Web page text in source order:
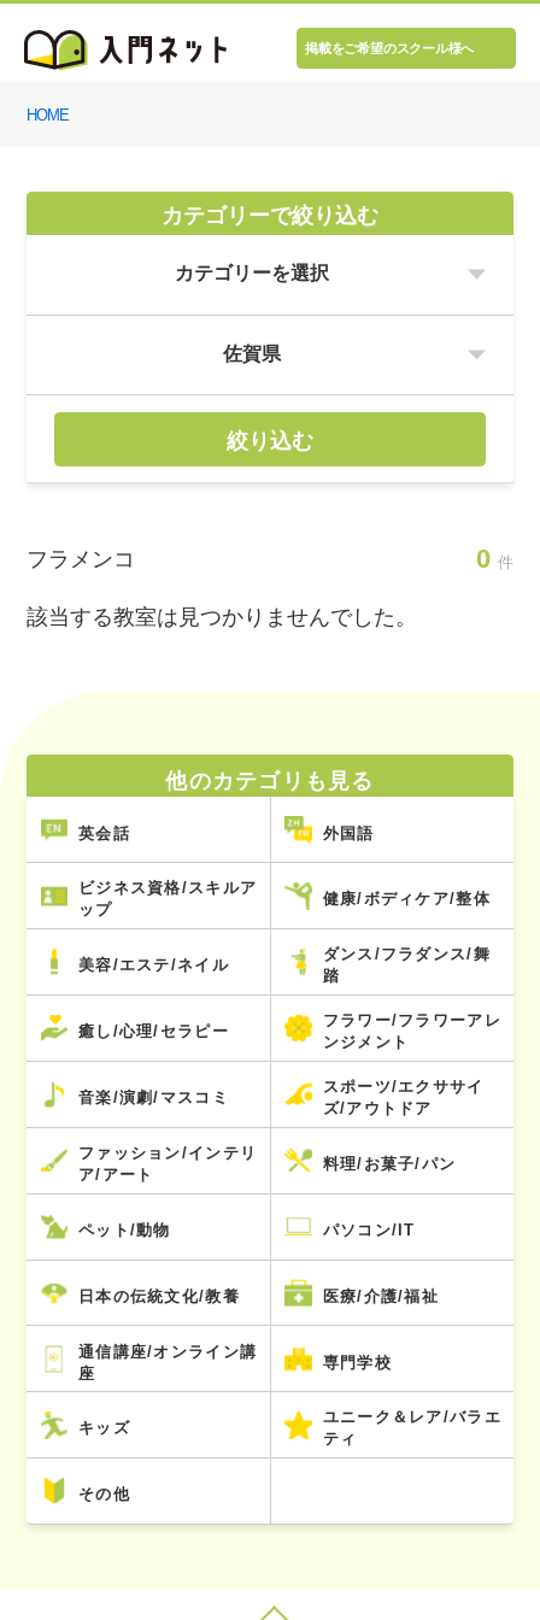
掲載をご希望のスクール様へ
HOME
カテゴリーで絞り込む
絞り込む
フラメンコ 0 件
該当する教室は見つかりませんでした。
他のカテゴリも見る
英会話 外国語
ビジネス資格/スキルア
ップ
健康/ボディケア/整体
美容/エステ/ネイル
ダンス/フラダンス/舞
踏
癒し/心理/セラピー
フラワー/フラワーアレ
ンジメント
音楽/演劇/マスコミ
スポーツ/エクササイ
ズ/アウトドア
ファッション/インテリ
ア/アート
料理/お菓子/パン
ペット/動物 パソコン/IT
日本の伝統文化/教養 医療/介護/福祉
通信講座/オンライン講
座
専門学校
キッズ
ユニーク＆レア/バラエ
ティ
その他